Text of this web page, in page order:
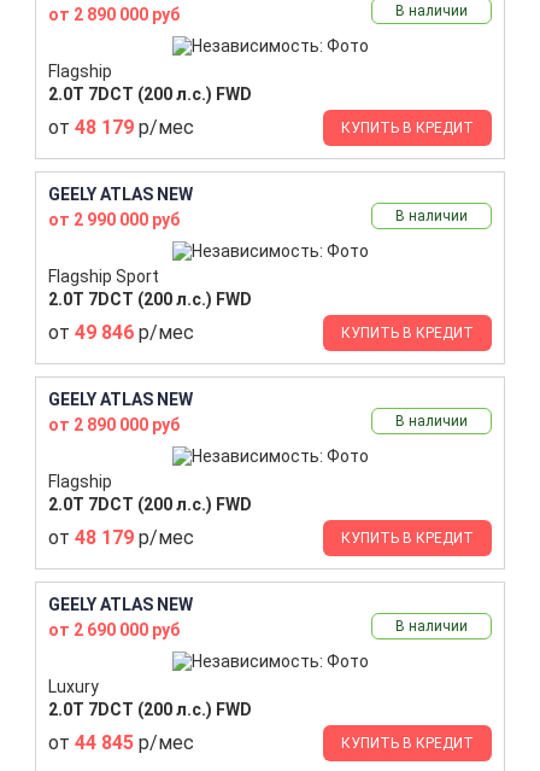
от 2 890 000 руб
В наличии
Flagship
2.0T 7DCT (200 л.с.) FWD
от 48 179 р/мес КУПИТЬ В КРЕДИТ
GEELY ATLAS NEW
от 2 990 000 руб
В наличии
Flagship Sport
2.0T 7DCT (200 л.с.) FWD
от 49 846 р/мес КУПИТЬ В КРЕДИТ
GEELY ATLAS NEW
от 2 890 000 руб
В наличии
Flagship
2.0T 7DCT (200 л.с.) FWD
от 48 179 р/мес КУПИТЬ В КРЕДИТ
GEELY ATLAS NEW
от 2 690 000 руб
В наличии
Luxury
2.0T 7DCT (200 л.с.) FWD
от 44 845 р/мес КУПИТЬ В КРЕДИТ